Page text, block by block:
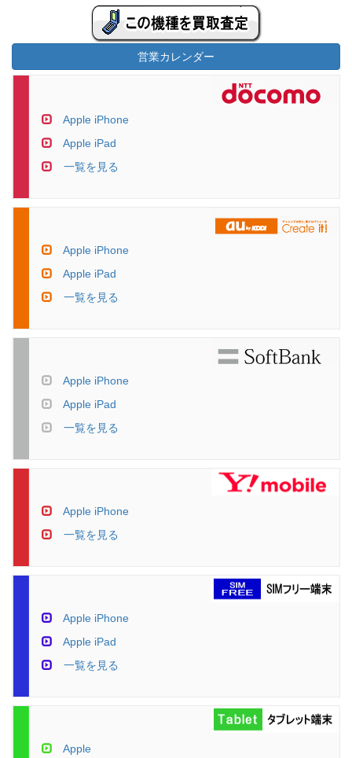
営業カレンダー
Apple iPhone
Apple iPad
一覧を見る
Apple iPhone
Apple iPad
一覧を見る
Apple iPhone
Apple iPad
一覧を見る
Apple iPhone
一覧を見る
Apple iPhone
Apple iPad
一覧を見る
Apple